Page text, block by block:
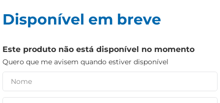
Disponível em breve
Este produto não está disponível no momento
Quero que me avisem quando estiver disponível
azeite
papel higiênico
cerveja